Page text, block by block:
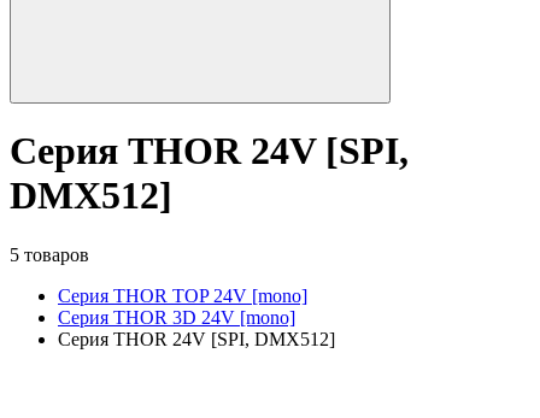
Серия THOR 24V [SPI,
DMX512]
5 товаров
Серия THOR TOP 24V [mono]
Серия THOR 3D 24V [mono]
Серия THOR 24V [SPI, DMX512]